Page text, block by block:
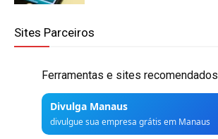
Sites Parceiros
Ferramentas e sites recomendados
Divulga Manaus
divulgue sua empresa grátis em Manaus